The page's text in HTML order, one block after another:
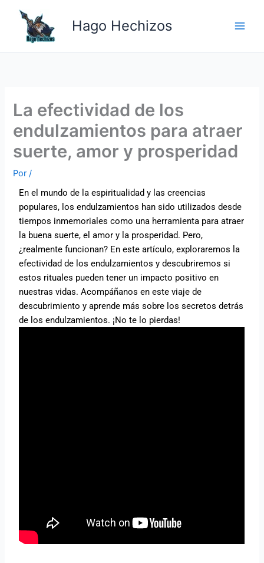
contenido
Hago Hechizos
La efectividad de los
endulzamientos para atraer
suerte, amor y prosperidad
Por/
En el mundo de la espiritualidad y las creencias
populares, los endulzamientos han sido utilizados desde
tiempos inmemoriales como una herramienta para atraer
la buena suerte, el amor y la prosperidad. Pero,
¿realmente funcionan? En este artículo, exploraremos la
efectividad de los endulzamientos y descubriremos si
estos rituales pueden tener un impacto positivo en
nuestras vidas. Acompáñanos en este viaje de
descubrimiento y aprende más sobre los secretos detrás
de los endulzamientos. ¡No te lo pierdas!